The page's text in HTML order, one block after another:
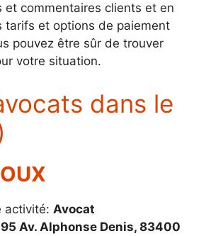
et commentaires clients et en
tarifs et options de paiement
pouvez être sûr de trouver
votre situation.
dans le
activité: Avocat
95 Av. Alphonse Denis, 83400